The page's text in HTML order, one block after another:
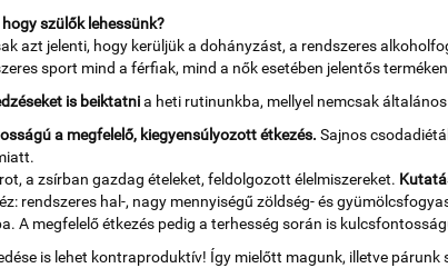
szülők lehessünk?
azt jelenti, hogy kerüljük a dohányzást, a rendszeres
sport mind a férfiak, mind a nők esetében jelentős
is beiktatnia heti rutinunkba, mellyel nemcsak
a megfelelő, kiegyensúlyozott étkezés. Sajnos
a zsírban gazdag ételeket, feldolgozott élelmiszereket.
rendszeres hal-, nagy mennyiségű zöldség- és
A megfelelő étkezés pedig a terhesség során is
is lehet kontraproduktív! Így mielőtt magunk, illetve